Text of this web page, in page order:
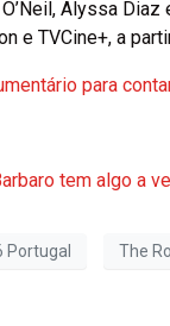
Alyssa Diaz
e TVCine+, a
para
tem algo a
Portugal The